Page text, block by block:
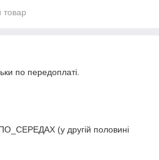
товар
по передоплаті.
(у другій половині